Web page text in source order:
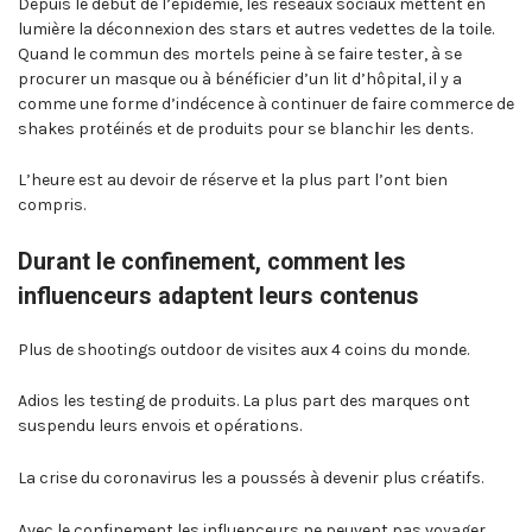
lumière la déconnexion des stars et autres vedettes de la toile.
Quand le commun des mortels peine à se faire tester, à se
procurer un masque ou à bénéficier d’un lit d’hôpital, il y a
comme une forme d’indécence à continuer de faire commerce de
shakes protéinés et de produits pour se blanchir les dents.
L’heure est au devoir de réserve et la plus part l’ont bien
compris.
Durant le confinement, comment les
influenceurs adaptent leurs contenus
Plus de shootings outdoor de visites aux 4 coins du monde.
Adios les testing de produits. La plus part des marques ont
suspendu leurs envois et opérations.
La crise du coronavirus les a poussés à devenir plus créatifs.